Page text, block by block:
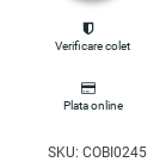
Verificare colet
Plata online
SKU: COBI0245